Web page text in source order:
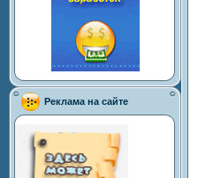
Реклама на сайте